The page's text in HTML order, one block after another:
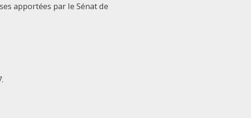
apportées par le Sénat de